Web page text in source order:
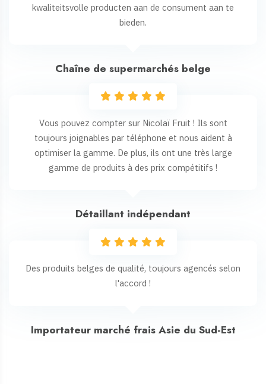
Chaîne de supermarchés belge
kwaliteitsvolle producten aan de consument aan te
bieden.
Détaillant indépendant
Vous pouvez compter sur Nicolaï Fruit ! Ils sont
toujours joignables par téléphone et nous aident à
optimiser la gamme. De plus, ils ont une très large
gamme de produits à des prix compétitifs !
Importateur marché frais Asie du Sud-Est
Des produits belges de qualité, toujours agencés selon
l'accord !